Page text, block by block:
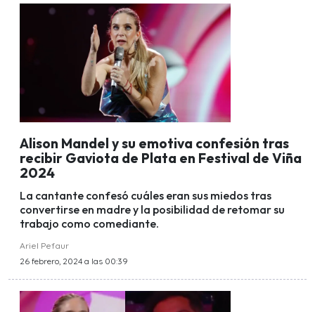
Alison Mandel y su emotiva confesión tras
recibir Gaviota de Plata en Festival de Viña
2024
La cantante confesó cuáles eran sus miedos tras
convertirse en madre y la posibilidad de retomar su
trabajo como comediante.
Ariel Pefaur
26 febrero, 2024 a las 00:39